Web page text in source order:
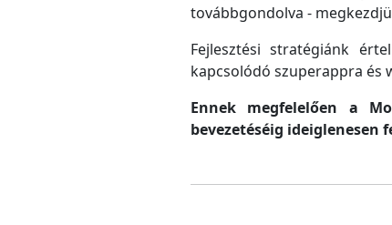
továbbgondolva -
Fejlesztési stratégiánk
kapcsolódó szuperappra és
Ennek megfelelően a
bevezetéséig ideiglenesen